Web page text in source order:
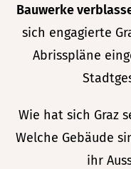
Bauwerke
sich engagierte
Abrisspläne
Wie hat sich Graz
Welche Gebäude
ihr